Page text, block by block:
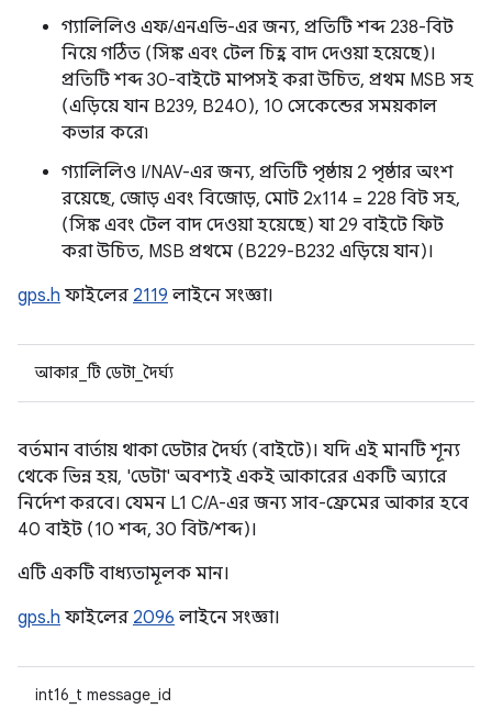
গ্যালিলিও এফ/এনএভি-এর জন্য, প্রতিটি শব্দ 238-বিট
নিয়ে গঠিত (সিঙ্ক এবং টেল চিহ্ন বাদ দেওয়া হয়েছে)।
প্রতিটি শব্দ 30-বাইটে মাপসই করা উচিত, প্রথম MSB সহ
(এড়িয়ে যান B239, B240), 10 সেকেন্ডের সময়কাল
কভার করে৷
গ্যালিলিও I/NAV-এর জন্য, প্রতিটি পৃষ্ঠায় 2 পৃষ্ঠার অংশ
রয়েছে, জোড় এবং বিজোড়, মোট 2x114 = 228 বিট সহ,
(সিঙ্ক এবং টেল বাদ দেওয়া হয়েছে) যা 29 বাইটে ফিট
করা উচিত, MSB প্রথমে (B229-B232 এড়িয়ে যান)।
gps.h ফাইলের 2119 লাইনে সংজ্ঞা।
আকার_টি ডেটা_দৈর্ঘ্য
বর্তমান বার্তায় থাকা ডেটার দৈর্ঘ্য (বাইটে)। যদি এই মানটি শূন্য
থেকে ভিন্ন হয়, 'ডেটা' অবশ্যই একই আকারের একটি অ্যারে
নির্দেশ করবে। যেমন L1 C/A-এর জন্য সাব-ফ্রেমের আকার হবে
40 বাইট (10 শব্দ, 30 বিট/শব্দ)।
এটি একটি বাধ্যতামূলক মান।
gps.h ফাইলের 2096 লাইনে সংজ্ঞা।
int16_t message_id